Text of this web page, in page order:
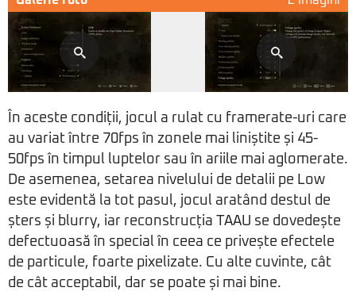
În aceste condiții, jocul a rulat cu framerate-uri care
au variat între 70fps în zonele mai liniștite și 45-
50fps în timpul luptelor sau în ariile mai aglomerate.
De asemenea, setarea nivelului de detalii pe Low
este evidentă la tot pasul, jocul aratând destul de
șters și blurry, iar reconstrucția TAAU se dovedește
defectuoasă în special în ceea ce privește efectele
de particule, foarte pixelizate. Cu alte cuvinte, cât
de cât acceptabil, dar se poate și mai bine.